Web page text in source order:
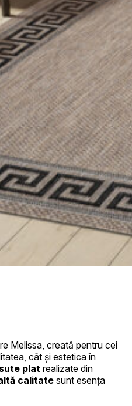
Melissa, creată pentru cei
cât și estetica în
plat realizate din
calitate sunt esența